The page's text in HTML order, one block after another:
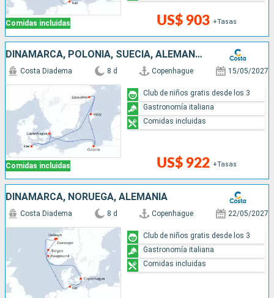
Comidas incluidas US$ 903 +Tasas
DINAMARCA, POLONIA, SUECIA, ALEMANIA
Comidas incluidas
Costa Diadema 8 d Copenhague 15/05/2027
US$ 922 +Tasas
Club de niños gratis desde los 3
Gastronomía italiana
Comidas incluidas
DINAMARCA, NORUEGA, ALEMANIA
Costa Diadema 8 d Copenhague 22/05/2027
Club de niños gratis desde los 3
Gastronomía italiana
Comidas incluidas